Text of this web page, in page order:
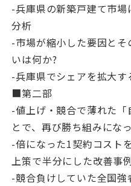
-兵庫県の新築戸建て市
分析
-市場が縮小した要因と
いは何か?
-兵庫県でシェアを拡大
■第二部
-値上げ・競合で薄れた
とで、再び勝ち組みにな
-倍になった1契約コスト
上策で半分にした改善事例
-競合負けしていた全国